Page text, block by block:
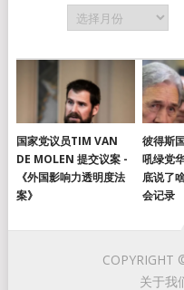
归
档
国家党议员TIM VAN
DE MOLEN 提交议案 -
《外国影响力透明度法
案》
彼得斯
吼绿党
底说了
会记录
COPYRIGHT
关于我